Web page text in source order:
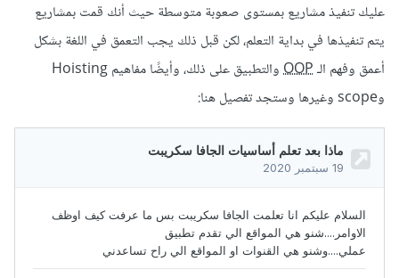
عليك تنفيذ مشاريع بمستوى صعوبة متوسطة حيث أنك قمت بمشاريع
يتم تنفيذها في بداية التعلم، لكن قبل ذلك يجب التعمق في اللغة بشكل
أعمق وفهم الـOOP
والتطبيق على ذلك، وأيضًا مفاهيم Hoisting
وscope وغيرها وستجد تفصيل هنا: